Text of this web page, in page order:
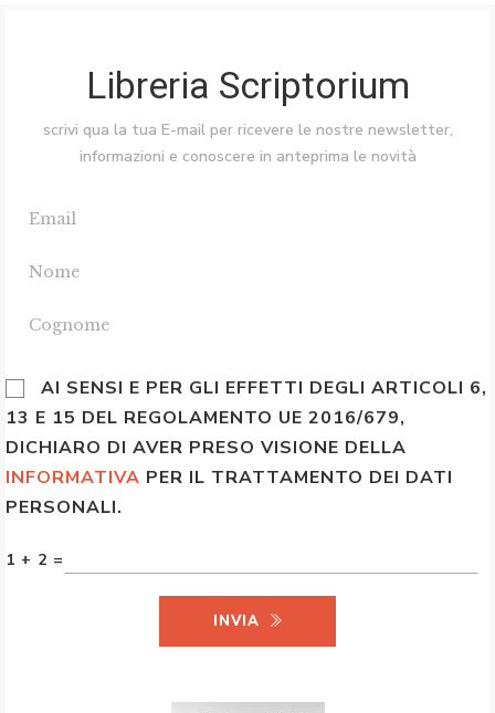
Libreria Scriptorium
scrivi qua la tua E-mail per ricevere le nostre newsletter,
informazioni e conoscere in anteprima le novità
AI SENSI E PER GLI EFFETTI DEGLI ARTICOLI 6,
13 E 15 DEL REGOLAMENTO UE 2016/679,
DICHIARO DI AVER PRESO VISIONE DELLA
INFORMATIVA PER IL TRATTAMENTO DEI DATI
PERSONALI.
1 + 2 =
INVIA